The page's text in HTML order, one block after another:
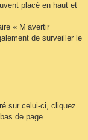
placé en haut et
« M’avertir
de surveiller le
sur celui-ci, cliquez
de page.